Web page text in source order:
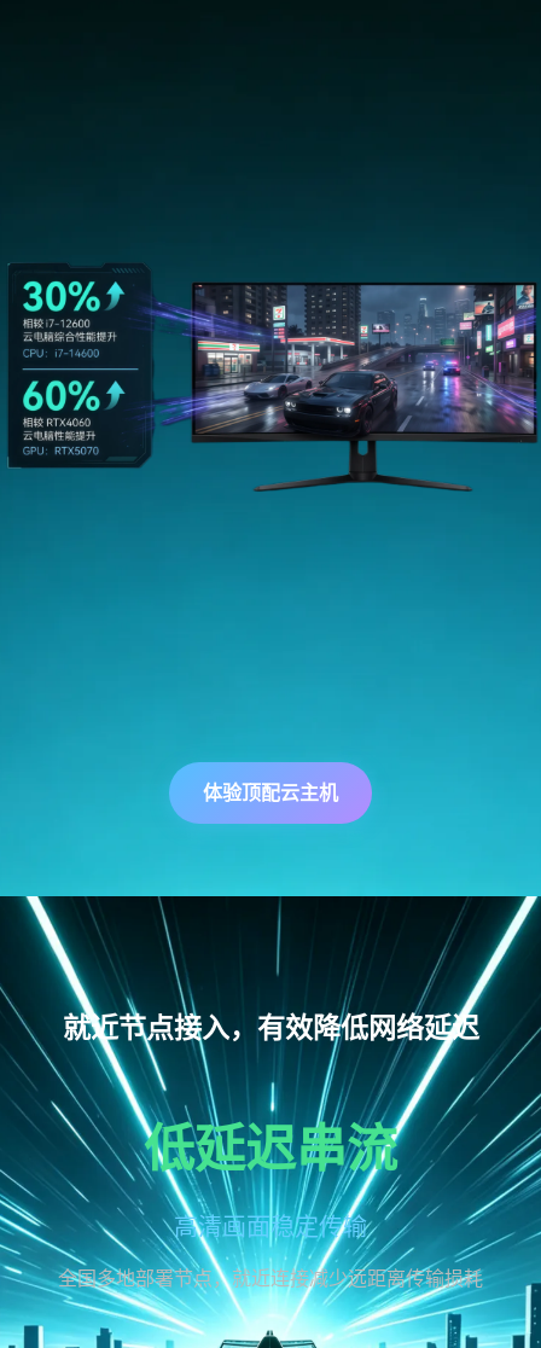
体验顶配云主机
就近节点接入，有效降低网络延迟
低延迟串流
高清画面稳定传输
全国多地部署节点，就近连接减少远距离传输损耗